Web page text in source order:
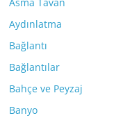
Aydınlatma
Bağlantı
Bağlantılar
Bahçe ve Peyzaj
Banyo